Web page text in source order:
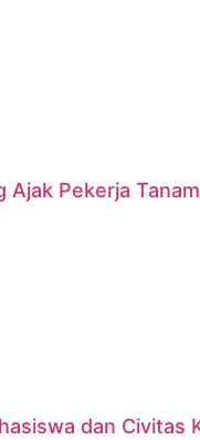
Ajak Pekerja
dan Civitas